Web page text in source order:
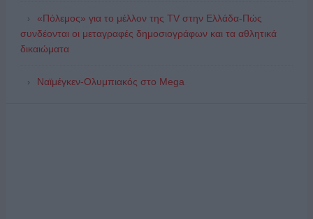
«Πόλεμος» για το μέλλον της TV στην Ελλάδα-Πώς
συνδέονται οι μεταγραφές δημοσιογράφων και τα αθλητικά
δικαιώματα
Ναϊμέγκεν-Ολυμπιακός στο Mega